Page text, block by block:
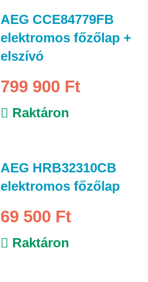
AEG CCE84779FB
elektromos főzőlap +
elszívó
799 900 Ft
Raktáron
AEG HRB32310CB
elektromos főzőlap
69 500 Ft
Raktáron